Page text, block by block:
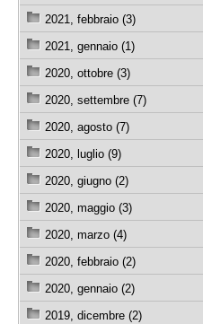
2021, febbraio (3)
2021, gennaio (1)
2020, ottobre (3)
2020, settembre (7)
2020, agosto (7)
2020, luglio (9)
2020, giugno (2)
2020, maggio (3)
2020, marzo (4)
2020, febbraio (2)
2020, gennaio (2)
2019, dicembre (2)